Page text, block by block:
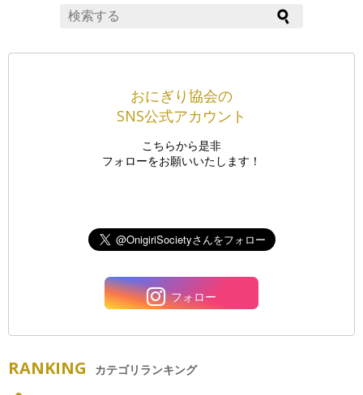
おにぎり協会の
SNS公式アカウント
こちらから是非
フォローをお願いいたします！
フォロー
RANKING カテゴリランキング